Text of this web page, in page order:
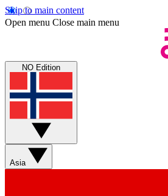
Skip to main content
Open menu Close main menu
NO Edition
Asia